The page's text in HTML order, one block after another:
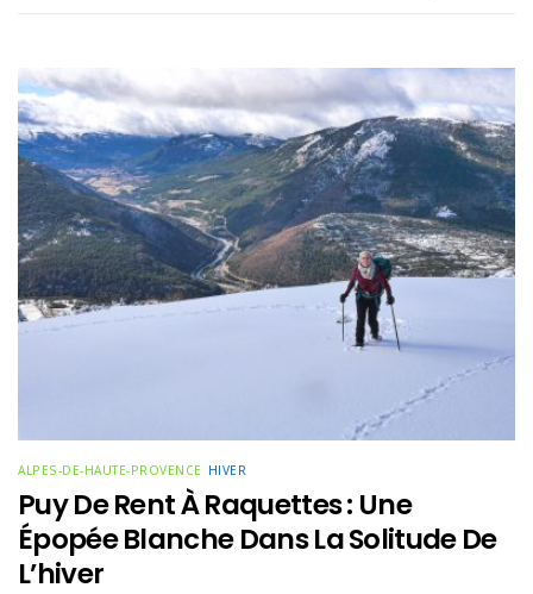
ALPES-DE-HAUTE-PROVENCE HIVER
Puy De Rent À Raquettes : Une
Épopée Blanche Dans La Solitude De
L’hiver